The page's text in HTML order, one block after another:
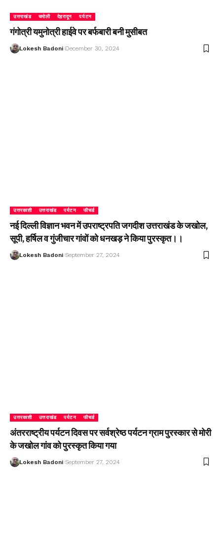
उत्तराखंड चमोली देहरादून पर्यटन
गंगोत्री यमुनोत्री हाईवे पर बर्फबारी बनी मुसीबत
Lokesh Badoni December 30, 2024
उत्तरकाशी उत्तराखंड पर्यटन फीचर्ड
नई दिल्ली विज्ञान भवन में उपराष्ट्रपति जगदीश उत्तराखंड के जखोल,
सूपी, हर्षिल व गुंजीचार गांवों को धनखड़ ने किया पुरस्कृत।।
Lokesh Badoni September 27, 2024
उत्तरकाशी उत्तराखंड पर्यटन फीचर्ड
अंतरराष्ट्रीय पर्यटन दिवस पर सर्वश्रेष्ठ पर्यटन ग्राम पुरस्कार से मोरी
के जखोल गांव को पुरस्कृत किया गया
Lokesh Badoni September 27, 2024